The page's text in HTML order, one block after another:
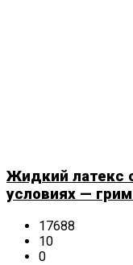
Жидкий латекс
условиях —
17688
10
0